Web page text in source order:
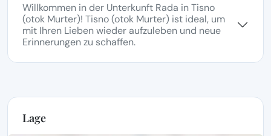
Willkommen in der Unterkunft Rada in Tisno
(otok Murter)! Tisno (otok Murter) ist ideal, um
mit Ihren Lieben wieder aufzuleben und neue
Erinnerungen zu schaffen.
Lage